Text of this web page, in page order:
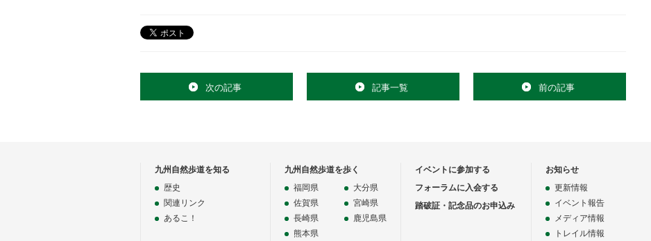
次の記事 記事一覧 前の記事
九州自然歩道を知る
歴史
関連リンク
あるこ！
九州自然歩道を歩く
福岡県
佐賀県
長崎県
熊本県
大分県
宮崎県
鹿児島県
イベントに参加する
フォーラムに入会する
踏破証・記念品のお申込み
お知らせ
更新情報
イベント報告
メディア情報
トレイル情報